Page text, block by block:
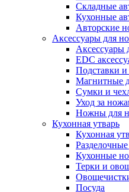
Складные
Кухонные
Авторские
Аксессуары для
Аксессуары
EDC
Подставки
Магнитные
Сумки и
Уход за
Ножны для
Кухонная утварь
Кухонная
Кухонные
Терки и
Посуда